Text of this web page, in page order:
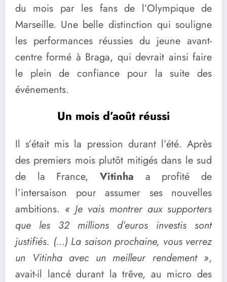
du mois par les fans de l’Olympique de
Marseille. Une belle distinction qui souligne
les performances réussies du jeune avant-
centre formé à Braga, qui devrait ainsi faire
le plein de confiance pour la suite des
événements.
Un mois d’août réussi
Il s’était mis la pression durant l’été. Après
des premiers mois plutôt mitigés dans le sud
de la France, Vitinha a profité de
l’intersaison pour assumer ses nouvelles
ambitions. « Je vais montrer aux supporters
que les 32 millions d’euros investis sont
justifiés. (…) La saison prochaine, vous verrez
un Vitinha avec un meilleur rendement »,
avait-il lancé durant la trêve, au micro des